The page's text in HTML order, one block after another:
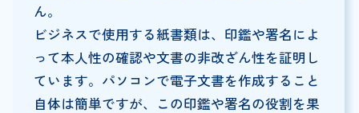
ん。
ビジネスで使用する紙書類は、印鑑や署名によ
って本人性の確認や文書の非改ざん性を証明し
ています。パソコンで電子文書を作成すること
自体は簡単ですが、この印鑑や署名の役割を果